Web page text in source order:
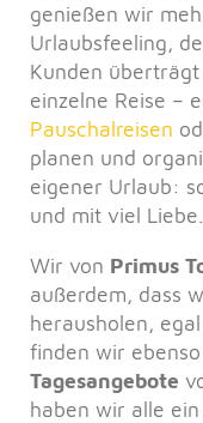
genießen wir
Urlaubsfeeling,
Kunden
einzelne Reise –
Pauschalreisen
planen und
eigener Urlaub:
und mit viel Liebe.
Wir von Primus
außerdem, dass
herausholen,
finden wir
Tagesangebote
haben wir alle